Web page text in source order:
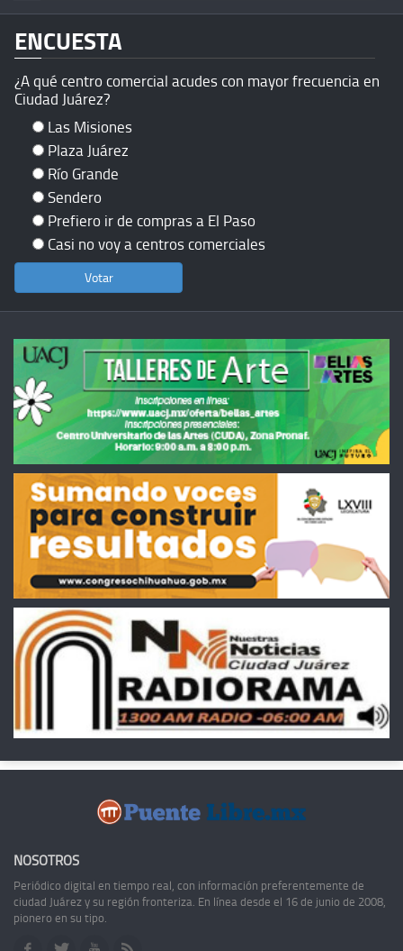
ENCUESTA
¿A qué centro comercial acudes con mayor frecuencia en
Ciudad Juárez?
Las Misiones
Plaza Juárez
Río Grande
Sendero
Prefiero ir de compras a El Paso
Casi no voy a centros comerciales
NOSOTROS
Periódico digital en tiempo real, con información preferentemente de
ciudad Juárez y su región fronteriza. En línea desde el 16 de junio de 2008,
pionero en su tipo.